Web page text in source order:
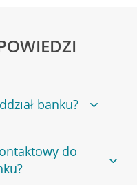
banku?
zapraszamy na
znajduje się
do